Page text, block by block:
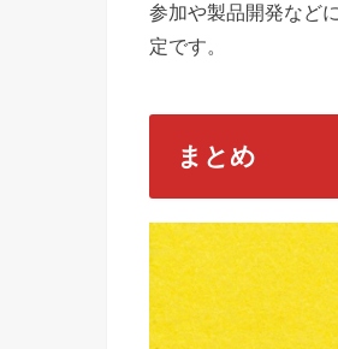
参加や製品開発など
定です。
まとめ